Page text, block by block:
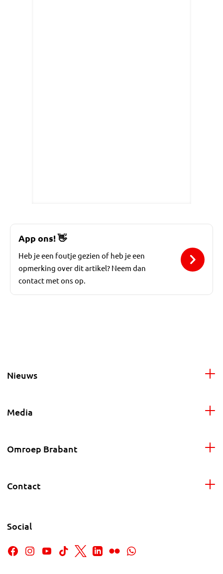
App ons!👋
Heb je een foutje gezien of heb je een
opmerking over dit artikel? Neem dan
contact met ons op.
Nieuws
Media
Omroep Brabant
Contact
Social